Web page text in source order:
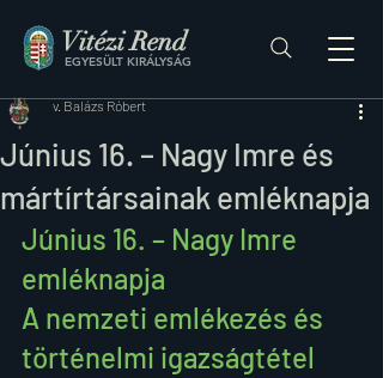
Vitézi Rend
EGYESÜLT KIRÁLYSÁG
Június 16. – Nagy Imre és
mártírtársainak emléknapja
v. Balázs Róbert
Június 16. – Nagy Imre
emléknapja
A nemzeti emlékezés és
történelmi igazságtétel